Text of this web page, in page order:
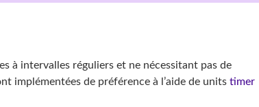
à intervalles réguliers et ne nécessitant pas de
implémentées de préférence à l’aide de units timer